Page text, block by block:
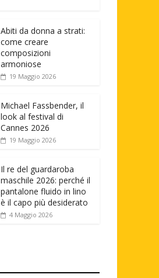
Abiti da donna a strati:
come creare
composizioni
armoniose
19 Maggio 2026
Michael Fassbender, il
look al festival di
Cannes 2026
19 Maggio 2026
Il re del guardaroba
maschile 2026: perché il
pantalone fluido in lino
è il capo più desiderato
4 Maggio 2026